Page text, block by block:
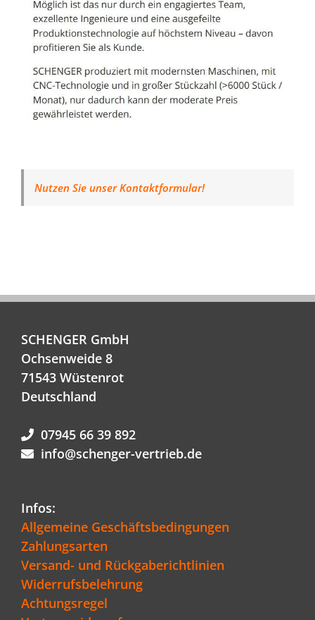
Nutzen Sie unser Kontaktformular!
SCHENGER GmbH
Ochsenweide 8
71543 Wüstenrot
Deutschland
07945 66 39 892
info@schenger-vertrieb.de
Infos:
Allgemeine Geschäftsbedingungen
Zahlungsarten
Versand- und Rückgaberichtlinien
Widerrufsbelehrung
Achtungsregel